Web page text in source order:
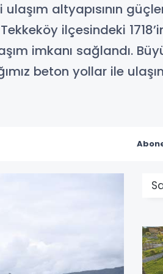
altyapısının
ilçesindeki
imkanı sağlandı.
beton yollar ile